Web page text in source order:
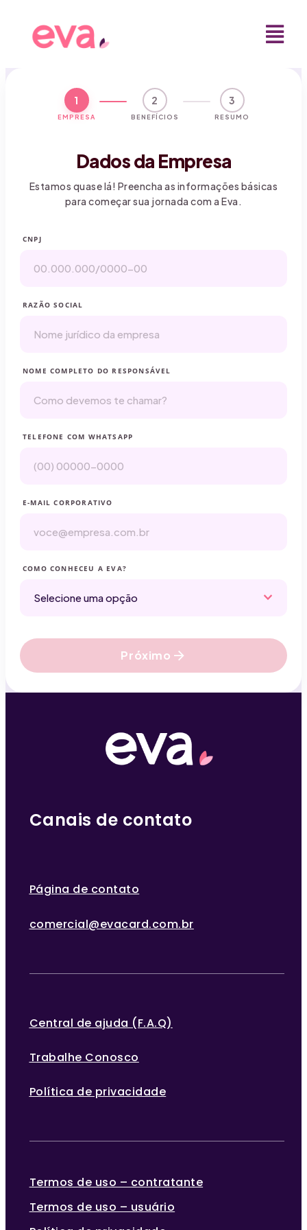
1
EMPRESA
2
BENEFÍCIOS
3
RESUMO
Dados da Empresa
Estamos quase lá! Preencha as informações básicas
para começar sua jornada com a Eva.
CNPJ
RAZÃO SOCIAL
NOME COMPLETO DO RESPONSÁVEL
TELEFONE COM WHATSAPP
E-MAIL CORPORATIVO
COMO CONHECEU A EVA?
expand_more
Próximo arrow_forward
Canais de contato
Página de contato
comercial@evacard.com.br
Central de ajuda (F.A.Q)
Trabalhe Conosco
Política de privacidade
Termos de uso – contratante
Termos de uso – usuário